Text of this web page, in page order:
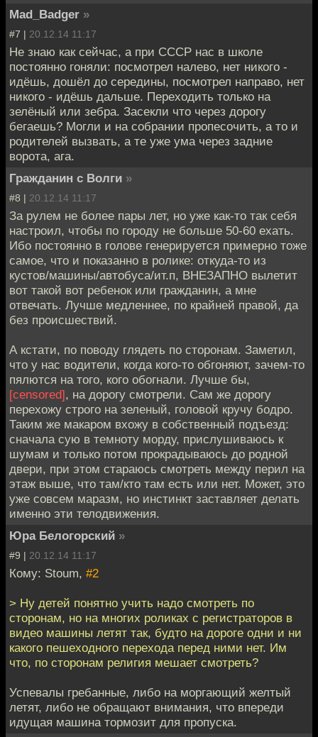
Mad_Badger »
#7 | 20.12.14 11:17
Не знаю как сейчас, а при СССР нас в школе
постоянно гоняли: посмотрел налево, нет никого -
идёшь, дошёл до середины, посмотрел направо, нет
никого - идёшь дальше. Переходить только на
зелёный или зебра. Засекли что через дорогу
бегаешь? Могли и на собрании пропесочить, а то и
родителей вызвать, а те уже ума через задние
ворота, ага.
Гражданин с Волги »
#8 | 20.12.14 11:17
За рулем не более пары лет, но уже как-то так себя
настроил, чтобы по городу не больше 50-60 ехать.
Ибо постоянно в голове генерируется примерно тоже
самое, что и показанно в ролике: откуда-то из
кустов/машины/автобуса/ит.п, ВНЕЗАПНО вылетит
вот такой вот ребенок или гражданин, а мне
отвечать. Лучше медленнее, по крайней правой, да
без происшествий.
А кстати, по поводу глядеть по сторонам. Заметил,
что у нас водители, когда кого-то обгоняют, зачем-то
пялются на того, кого обогнали. Лучше бы,
[censored], на дорогу смотрели. Сам же дорогу
перехожу строго на зеленый, головой кручу бодро.
Таким же макаром вхожу в собственный подъезд:
сначала сую в темноту морду, прислушиваюсь к
шумам и только потом прокрадываюсь до родной
двери, при этом стараюсь смотреть между перил на
этаж выше, что там/кто там есть или нет. Может, это
уже совсем маразм, но инстинкт заставляет делать
именно эти телодвижения.
Юра Белогорский »
#9 | 20.12.14 11:17
Кому: Stoum, #2
> Ну детей понятно учить надо смотреть по
сторонам, но на многих роликах с регистраторов в
видео машины летят так, будто на дороге одни и ни
какого пешеходного перехода перед ними нет. Им
что, по сторонам религия мешает смотреть?
Успевалы гребанные, либо на моргающий желтый
летят, либо не обращают внимания, что впереди
идущая машина тормозит для пропуска.